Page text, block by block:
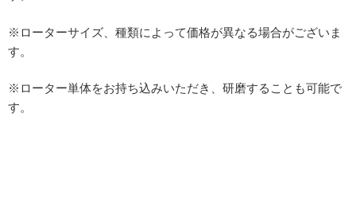
※ローターサイズ、種類によって価格が異なる場合がございま
す。
※ローター単体をお持ち込みいただき、研磨することも可能で
す。